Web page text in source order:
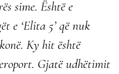
sime. Është e
e ‘Elita 5’ që nuk
Ky hit është
Gjatë udhëtimit